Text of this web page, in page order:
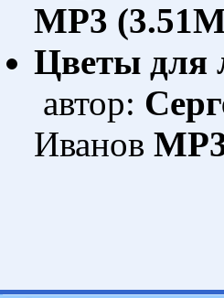
MP3
Цветы для
автор:
Иванов